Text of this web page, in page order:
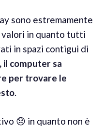
sono estremamente
in quanto tutti
in spazi contigui di
il computer sa
per trovare le
.
😞 in quanto non è